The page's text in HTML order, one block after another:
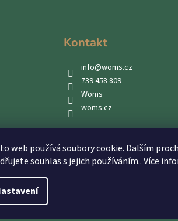
web používá soubory cookie. Dalším
souhlas s jejich používáním.. Více
Kontakt
info@woms.cz
739 458 809
Woms
woms.cz